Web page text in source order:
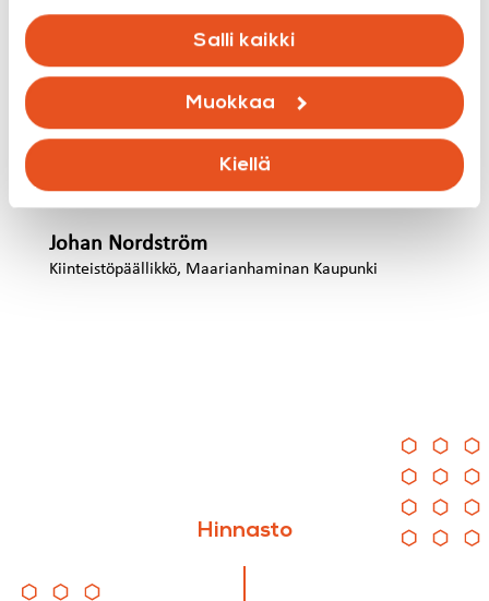
Salli kaikki
Muokkaa
Kiellä
asiakkailleen laajoja tutkimuksia.
Dokumentointi on laadukas ja se antaa
toimenpide-ehdotuksensa ovat realistisia
ja suoritettavissa olevia.”
Johan Nordström
Kiinteistöpäällikkö, Maarianhaminan Kaupunki
Hinnasto